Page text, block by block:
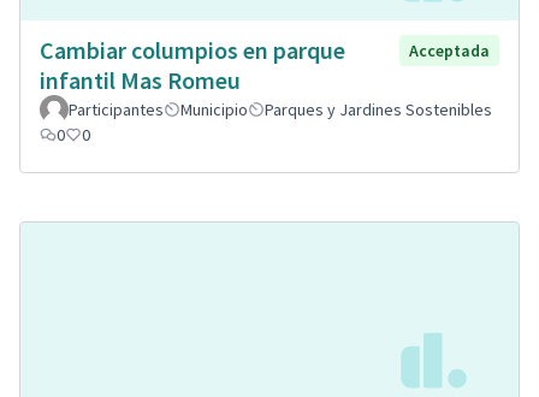
Cambiar columpios en parque
infantil Mas Romeu
Acceptada
Participantes Municipio
Parques y Jardines Sostenibles
0
0